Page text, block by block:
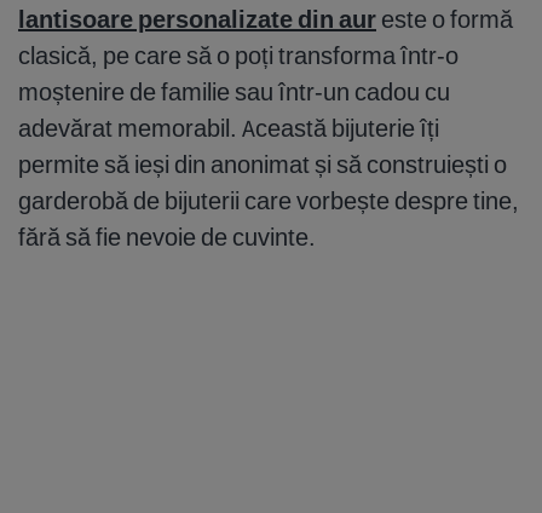
lantisoare personalizate din aur este o formă
clasică, pe care să o poți transforma într-o
moștenire de familie sau într-un cadou cu
adevărat memorabil. Această bijuterie îți
permite să ieși din anonimat și să construiești o
garderobă de bijuterii care vorbește despre tine,
fără să fie nevoie de cuvinte.